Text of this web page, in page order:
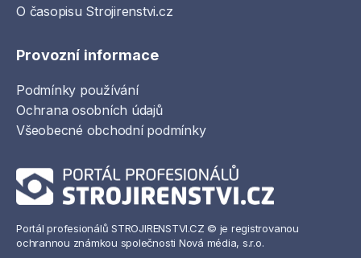
O časopisu Strojirenstvi.cz
Provozní informace
Podmínky používání
Ochrana osobních údajů
Všeobecné obchodní podmínky
Portál profesionálů STROJIRENSTVI.CZ © je registrovanou
ochrannou známkou společnosti Nová média, s.r.o.